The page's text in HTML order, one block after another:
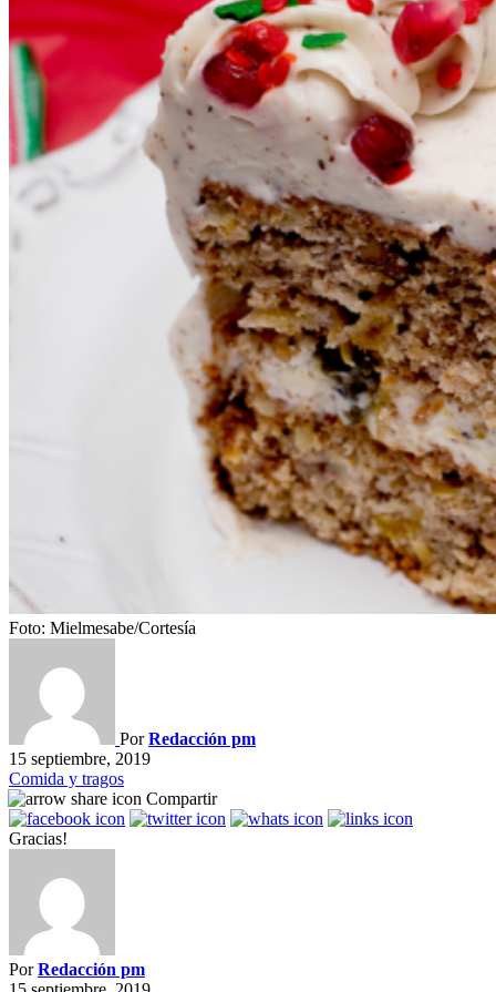
Foto: Mielmesabe/Cortesía
PorRedacción pm
15 septiembre, 2019
Comida y tragos
Compartir
Gracias!
PorRedacción pm